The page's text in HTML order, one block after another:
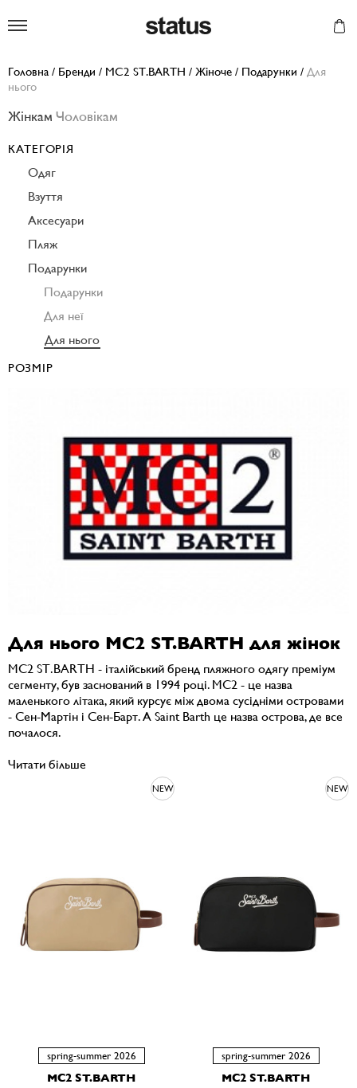
Головна / Бренди / MC2 ST.BARTH / Жіноче / Подарунки / Для
нього
Для нього MC2 ST.BARTH для жінок
MC2 ST.BARTH - італійський бренд пляжного одягу преміум
сегменту, був заснований в 1994 році. MC2 - це назва
маленького літака, який курсує між двома сусідніми островами
- Сен-Мартін і Сен-Барт. А Saint Barth це назва острова, де все
почалося.
Читати більше
NEW
spring-summer 2026
MC2 ST.BARTH
NEW
spring-summer 2026
MC2 ST.BARTH
Жінкам Чоловікам
КАТЕГОРІЯ
Одяг
Взуття
Аксесуари
Пляж
Подарунки
Подарунки
Для неї
Для нього
РОЗМІР